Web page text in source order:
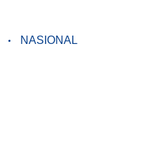
NASIONAL